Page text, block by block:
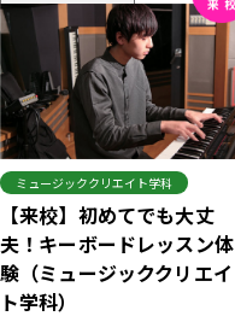
ミュージッククリエイト学科
【来校】初めてでも大丈
夫！キーボードレッスン体
験（ミュージッククリエイ
ト学科）